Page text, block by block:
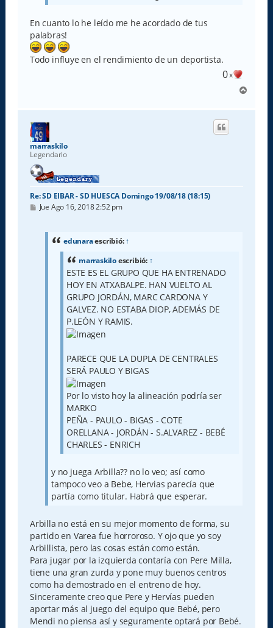
En cuanto lo he leído me he acordado de tus
palabras!
Todo influye en el rendimiento de un deportista.
0x
r
marraskilo
Legendario
Re: SD EIBAR - SD HUESCA Domingo 19/08/18 (18:15)
M
Jue Ago 16, 2018 2:52 pm
edunaraescribió:↑
marraskiloescribió: ↑
ESTE ES EL GRUPO QUE HA ENTRENADO
HOY EN ATXABALPE. HAN VUELTO AL
GRUPO JORDÁN, MARC CARDONA Y
GALVEZ. NO ESTABA DIOP, ADEMÁS DE
P.LEÓN Y RAMIS.
PARECE QUE LA DUPLA DE CENTRALES
SERÁ PAULO Y BIGAS
Por lo visto hoy la alineación podría ser
MARKO
PEÑA - PAULO - BIGAS - COTE
ORELLANA - JORDÁN - S.ALVAREZ - BEBÉ
CHARLES - ENRICH
y no juega Arbilla?? no lo veo; así como
tampoco veo a Bebe, Hervias parecía que
partía como titular. Habrá que esperar.
Arbilla no está en su mejor momento de forma, su
partido en Varea fue horroroso. Y ojo que yo soy
Arbillista, pero las cosas están como están.
Para jugar por la izquierda contaría con Pere Milla,
tiene una gran zurda y pone muy buenos centros
como ha demostrado en el entreno de hoy.
Sinceramente creo que Pere y Hervías pueden
aportar más al juego del equipo que Bebé, pero
Mendi no piensa así y seguramente optará por Bebé.